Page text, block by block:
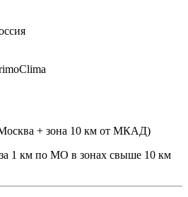
+ зона 10 км от МКАД)
1 км по МО в зонах свыше 10 км